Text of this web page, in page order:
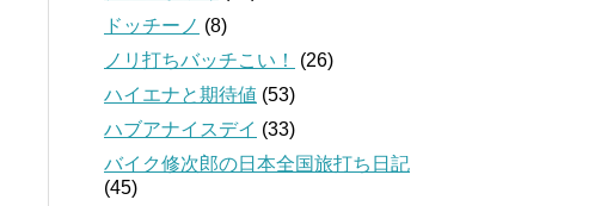
ドッチーノ (8)
ノリ打ちバッチこい！
(26)
ハイエナと期待値 (53)
ハブアナイスデイ (33)
バイク修次郎の日本全国旅打ち日記
(45)